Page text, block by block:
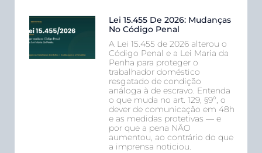
Lei 15.455 De 2026: Mudanças
No Código Penal
A Lei 15.455 de 2026 alterou o
Código Penal e a Lei Maria da
Penha para proteger o
trabalhador doméstico
resgatado de condição
análoga à de escravo. Entenda
o que muda no art. 129, §9º, o
dever de comunicação em 48h
e as medidas protetivas — e
por que a pena NÃO
aumentou, ao contrário do que
a imprensa noticiou.